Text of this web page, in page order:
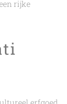
rijke